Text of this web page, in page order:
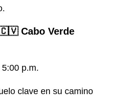
Cabo Verde
5:00 p.m.
clave en su camino